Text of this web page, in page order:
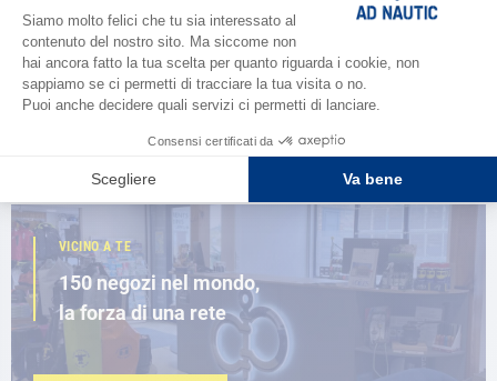
Scopri la
nuova guida AD 2026
SFOGLIA IL CATALOGO
VICINO A TE
150 negozi nel mondo,
la forza di una rete